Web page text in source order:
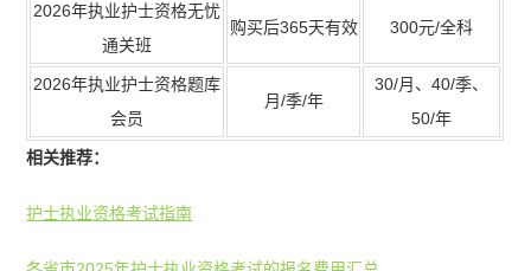
2026年执业护士资格无忧
通关班
购买后365天有效 300元/全科
2026年执业护士资格题库
会员
月/季/年
30/月、40/季、
50/年
相关推荐：
护士执业资格考试指南